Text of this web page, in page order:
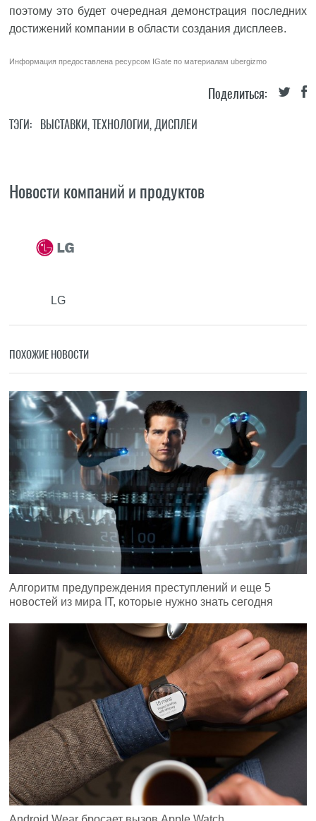
поэтому это будет очередная демонстрация последних
достижений компании в области создания дисплеев.
Информация предоставлена ресурсом IGate по материаламubergizmo
Поделиться:
ТЭГИ: ВЫСТАВКИ,ТЕХНОЛОГИИ, ДИСПЛЕИ
Новости компаний и продуктов
LG
ПОХОЖИЕ НОВОСТИ
Алгоритм предупреждения преступлений и еще 5
новостей из мира IT, которые нужно знать сегодня